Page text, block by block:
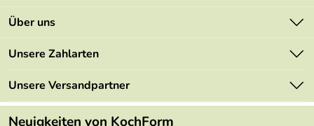
Kontakt
Mehrwertsteuerfrei
Retourenportal
FAQs
Über uns
Marken
Angebote
Made in Germany
Unsere Zahlarten
Unsere Versandpartner
Neuigkeiten von KochForm